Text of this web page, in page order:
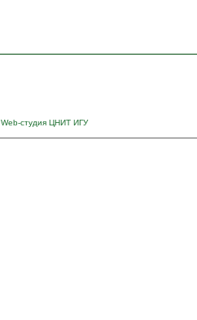
Web-студия ЦНИТ ИГУ